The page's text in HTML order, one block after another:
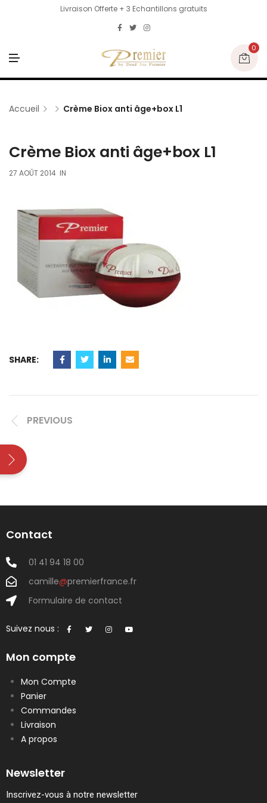
Livraison Offerte + 3 Echantillons gratuits
N
U
0
Accueil Crème Biox anti âge+box L1
Crème Biox anti âge+box L1
27 AOÛT 2014 IN
SHARE:
PREVIOUS
Contact
01 41 94 18 00
camille@premierfrance.fr
Formulaire de contact
Suivez nous :
Mon compte
Mon Compte
Panier
Commandes
Livraison
A propos
Newsletter
Inscrivez-vous à notre newsletter